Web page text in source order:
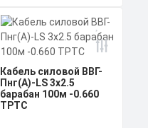
Кабель силовой ВВГ-
Пнг(А)-LS 3х2.5
барабан 100м -0.660
ТРТС